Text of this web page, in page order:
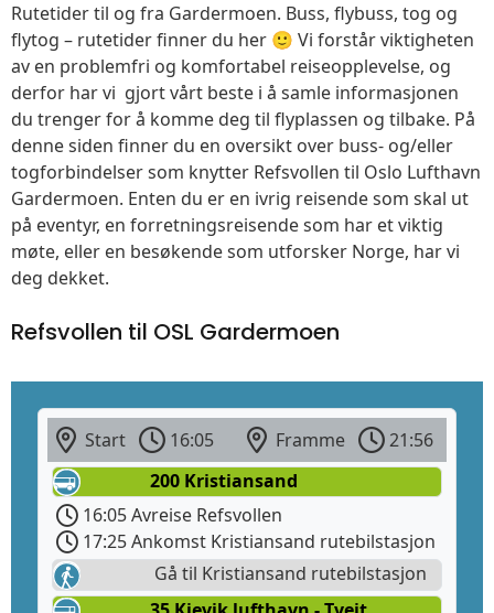
Rutetider til og fra Gardermoen. Buss, flybuss, tog og
flytog – rutetider finner du her 🙂 Vi forstår viktigheten
av en problemfri og komfortabel reiseopplevelse, og
derfor har vi gjort vårt beste i å samle informasjonen
du trenger for å komme deg til flyplassen og tilbake. På
denne siden finner du en oversikt over buss- og/eller
togforbindelser som knytter Refsvollen til Oslo Lufthavn
Gardermoen. Enten du er en ivrig reisende som skal ut
på eventyr, en forretningsreisende som har et viktig
møte, eller en besøkende som utforsker Norge, har vi
deg dekket.
Refsvollen til OSL Gardermoen
Start 16:05 Framme
21:56
200 Kristiansand
16:05 Avreise Refsvollen
17:25 Ankomst Kristiansand rutebilstasjon
Gå til Kristiansand rutebilstasjon